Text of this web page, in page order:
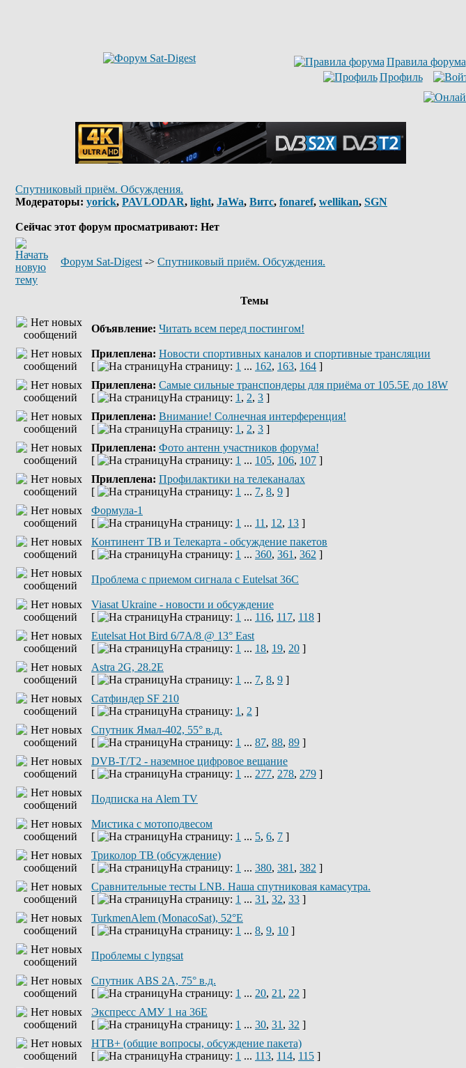
Правила форума
Профиль
Спутниковый приём. Обсуждения.
Модераторы: yorick, PAVLODAR, light, JaWa, Витс, fonaref, wellikan, SGN
Сейчас этот форум просматривают: Нет
Форум Sat-Digest -> Спутниковый приём. Обсуждения.
Темы
Объявление: Читать всем перед постингом!
Прилеплена: Новости спортивных каналов и спортивные трансляции
[
На страницу: 1 ... 162, 163, 164 ]
Прилеплена: Самые сильные транспондеры для приёма от 105.5Е до 18W
[
На страницу: 1 , 2, 3 ]
Прилеплена: Внимание! Солнечная интерференция!
[
На страницу: 1 , 2, 3 ]
Прилеплена: Фото антенн участников форума!
[
На страницу: 1 ... 105, 106, 107 ]
Прилеплена: Профилактики на телеканалах
[
На страницу: 1 ... 7, 8, 9 ]
Формула-1
[
На страницу: 1 ... 11 , 12, 13 ]
Континент ТВ и Телекарта - обсуждение пакетов
[
На страницу: 1 ... 360, 361 , 362 ]
Проблема с приемом сигнала с Eutelsat 36C
Viasat Ukraine - новости и обсуждение
[
На страницу: 1 ... 116, 117, 118 ]
Eutelsat Hot Bird 6/7A/8 @ 13° East
[
На страницу: 1 ... 18, 19, 20 ]
Astra 2G, 28.2E
[
На страницу: 1 ... 7, 8, 9 ]
Сатфиндер SF 210
[
На страницу: 1 , 2 ]
Спутник Ямал-402, 55° в.д.
[
На страницу: 1 ... 87, 88, 89 ]
DVB-T/T2 - наземное цифровое вещание
[
На страницу: 1 ... 277, 278, 279 ]
Подписка на Alem TV
Мистика с мотоподвесом
[
На страницу: 1 ... 5, 6, 7 ]
Триколор ТВ (обсуждение)
[
На страницу: 1 ... 380, 381 , 382 ]
Сравнительные тесты LNB. Наша спутниковая камасутра.
[
На страницу: 1 ... 31 , 32, 33 ]
TurkmenAlem (MonacoSat), 52°E
[
На страницу: 1 ... 8, 9, 10 ]
Проблемы с lyngsat
Спутник ABS 2A, 75° в.д.
[
На страницу: 1 ... 20, 21 , 22 ]
Экспресс АМУ 1 на 36Е
[
На страницу: 1 ... 30, 31 , 32 ]
НТВ+ (общие вопросы, обсуждение пакета)
[
На страницу: 1 ... 113, 114, 115 ]